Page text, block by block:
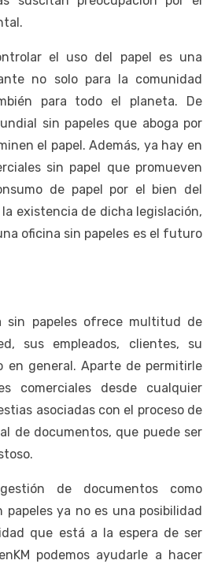
el uso del papel es una
no solo para la comunidad
para todo el planeta. De
sin papeles que aboga por
el papel. Además, ya hay en
sin papel que promueven
de papel por el bien del
existencia de dicha legislación,
oficina sin papeles es el futuro
sin papeles ofrece multitud de
sus empleados, clientes, su
en general. Aparte de permitirle
comerciales desde cualquier
asociadas con el proceso de
de documentos, que puede ser
de documentos como
papeles ya no es una posibilidad
que está a la espera de ser
podemos ayudarle a hacer